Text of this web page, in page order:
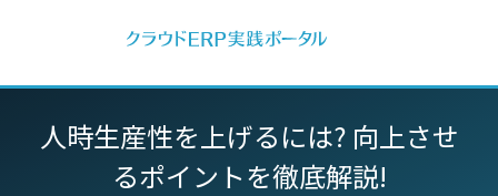
人時生産性を上げるには? 向上させ
るポイントを徹底解説!